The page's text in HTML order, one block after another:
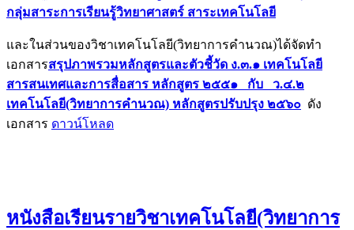
กลุ่มสาระการเรียนรู้วิทยาศาสตร์ สาระเทคโนโลยี
และในส่วนของวิชาเทคโนโลยี(วิทยาการคำนวณ)ได้จัดทำ
เอกสารสรุปภาพรวมหลักสูตรและตัวชี้วัด ง.๓.๑ เทคโนโลยี
สารสนเทศและการสื่อสาร หลักสูตร ๒๕๕๑ กับ ว.๔.๒
เทคโนโลยี(วิทยาการคำนวณ) หลักสูตรปรับปรุง ๒๕๖๐ ดัง
เอกสาร ดาวน์โหลด
หนังสือเรียนรายวิชาเทคโนโลยี(วิทยาการ